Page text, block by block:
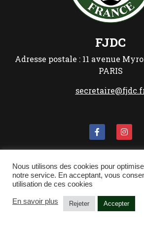
FJDC
Adresse postale : 11 avenue
PARIS
Les Mentions
Politique de
Nous utilisons des cookies pour
notre service. En acceptant, vous
utilisation de ces cookies
En savoir plus Rejeter Accepter